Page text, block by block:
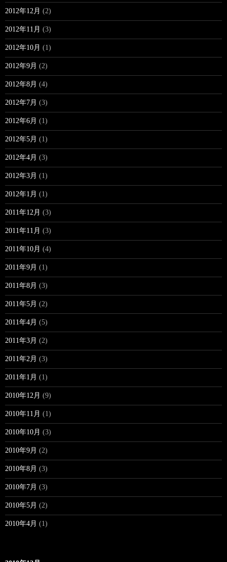
2012年12月 (2)
2012年11月 (3)
2012年10月 (1)
2012年9月 (2)
2012年8月 (4)
2012年7月 (3)
2012年6月 (1)
2012年5月 (1)
2012年4月 (3)
2012年3月 (1)
2012年1月 (1)
2011年12月 (3)
2011年11月 (3)
2011年10月 (4)
2011年9月 (1)
2011年8月 (3)
2011年5月 (2)
2011年4月 (5)
2011年3月 (2)
2011年2月 (3)
2011年1月 (1)
2010年12月 (9)
2010年11月 (1)
2010年10月 (3)
2010年9月 (2)
2010年8月 (3)
2010年7月 (3)
2010年5月 (2)
2010年4月 (1)